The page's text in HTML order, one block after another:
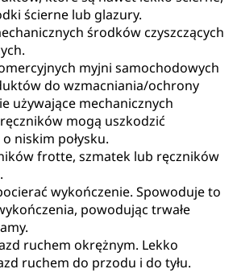
ścierne lub glazury.
środków czyszczących
myjni samochodowych
do wzmacniania/ochrony
używające mechanicznych
mogą uszkodzić
niskim połysku.
frotte, szmatek lub ręczników
wykończenie. Spowoduje to
powodując trwałe
ruchem okrężnym. Lekko
ruchem do przodu i do tyłu.